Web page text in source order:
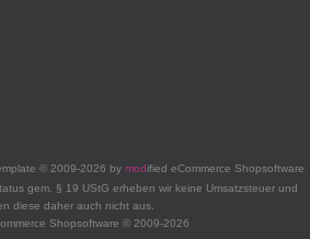
© 2009-2026 by modified eCommerce Shopsoftware
gem. § 19 UStG erheben wir keine Umsatzsteuer und
diese daher auch nicht aus.
Shopsoftware © 2009-2026